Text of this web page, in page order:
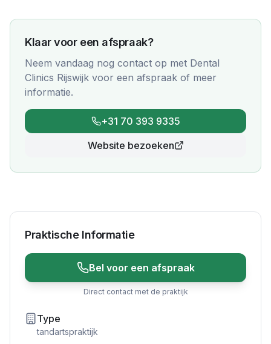
Klaar voor een afspraak?
Neem vandaag nog contact op met Dental
Clinics Rijswijk voor een afspraak of meer
informatie.
+31 70 393 9335
Website bezoeken
Praktische Informatie
Bel voor een afspraak
Direct contact met de praktijk
Type
tandartspraktijk